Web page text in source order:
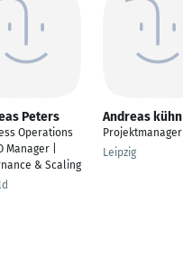
Peters
Operations
Manager |
& Scaling
Andreas kühn
Projektmanager
Leipzig